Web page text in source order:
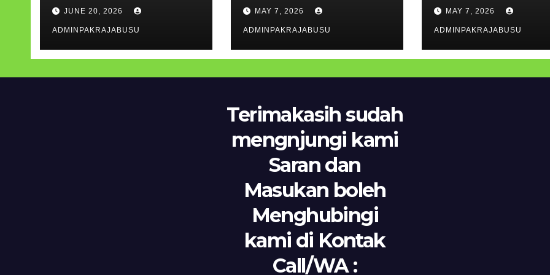
Semester Genap TP
2025/2026, Apresiasi
Prestasi Siswa
JUNE 20, 2026
ADMINPAKRAJABUSU
Siswa Kelas VI MIN
35 Pidie Berjalan
Lancar
MAY 7, 2026
ADMINPAKRAJABUSU
Siswa Kelas VI
35 Pidie Berjalan
Lancar
MAY 7, 2026
ADMINPAKRAJABUSU
Terimakasih sudah
mengnjungi kami
Saran dan
Masukan boleh
Menghubingi
kami di Kontak
Call/WA :